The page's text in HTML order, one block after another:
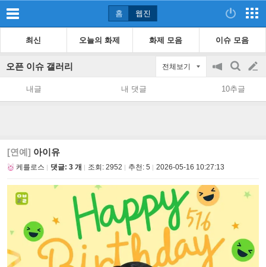
홈 웹진
최신 오늘의 화제 화제 모음 이슈 모음
오픈 이슈 갤러리 전체보기
공
지
on/off
검
색
글
쓰
내글 내 댓글 10추글
[연예] 아이유
케를로스 댓글: 3 개 조회: 2952 추천: 5 2026-05-16 10:27:13